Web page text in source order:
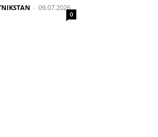
- 09.07.2026
0